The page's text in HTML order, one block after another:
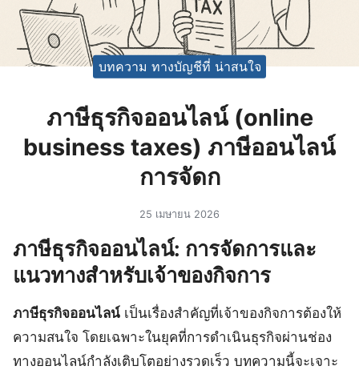
บทความ ทางบัญชีที่ น่าสนใจ
ภาษีธุรกิจออนไลน์ (online
business taxes) ภาษีออนไลน์
การจัดก
25 เมษายน 2026
ภาษีธุรกิจออนไลน์: การจัดการและ
แนวทางสำหรับเจ้าของกิจการ
ภาษีธุรกิจออนไลน์ เป็นเรื่องสำคัญที่เจ้าของกิจการต้องให้
ความสนใจ โดยเฉพาะในยุคที่การดำเนินธุรกิจผ่านช่อง
ทางออนไลน์กำลังเติบโตอย่างรวดเร็ว บทความนี้จะเจาะ